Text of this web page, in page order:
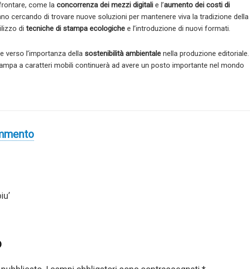
come la concorrenza dei mezzi digitali e l’aumento dei costi di
cercando di trovare nuove soluzioni per mantenere viva la tradizione della
di tecniche di stampa ecologiche e l’introduzione di nuovi formati.
verso l’importanza della sostenibilità ambientale nella produzione editoriale.
a caratteri mobili continuerà ad avere un posto importante nel mondo